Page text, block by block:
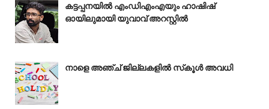
കട്ടപ്പനയിൽ എംഡിഎംഎയും ഹാഷിഷ്
ഓ‍യിലുമായി യുവാവ് അറസ്റ്റിൽ
നാളെ അഞ്ച് ജില്ലകളിൽ സ്‌കൂൾ അവധി